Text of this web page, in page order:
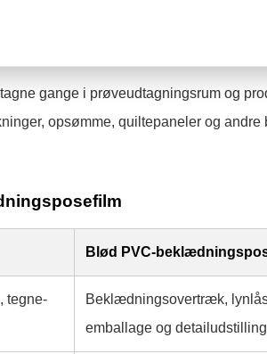
muligt for operatører at se stoffets
gange i prøveudtagningsrum og
opsømme, quiltepaneler og
Blød PVC-
tegne-
Beklædningsovertræk,
emballage og